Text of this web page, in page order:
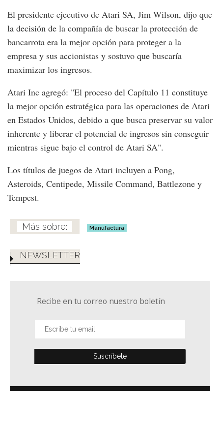
El presidente ejecutivo de Atari SA, Jim Wilson, dijo que
la decisión de la compañía de buscar la protección de
bancarrota era la mejor opción para proteger a la
empresa y sus accionistas y sostuvo que buscaría
maximizar los ingresos.
Atari Inc agregó: "El proceso del Capítulo 11 constituye
la mejor opción estratégica para las operaciones de Atari
en Estados Unidos, debido a que busca preservar su valor
inherente y liberar el potencial de ingresos sin conseguir
mientras sigue bajo el control de Atari SA".
Los títulos de juegos de Atari incluyen a Pong,
Asteroids, Centipede, Missile Command, Battlezone y
Tempest.
Manufactura
NEWSLETTER
Recibe en tu correo nuestro boletín